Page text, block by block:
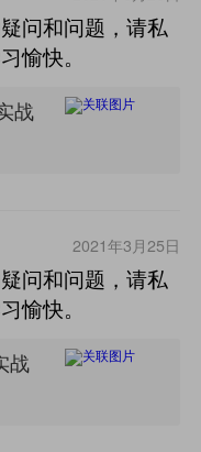
问和问题，请私
愉快。
战
2021年3月25日
问和问题，请私
愉快。
战